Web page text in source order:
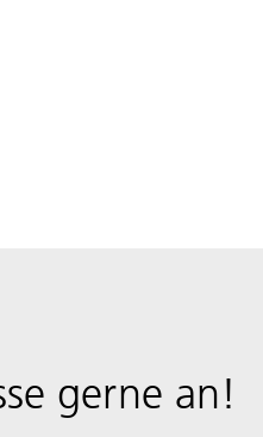
gerne an!